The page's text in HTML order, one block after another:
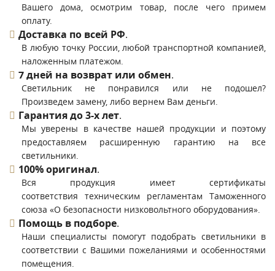
Вашего дома, осмотрим товар, после чего примем
оплату.
Доставка по всей РФ.
В любую точку России, любой транспортной компанией,
наложенным платежом.
7 дней на возврат или обмен.
Светильник не понравился или не подошел?
Произведем замену, либо вернем Вам деньги.
Гарантия до 3-х лет.
Мы уверены в качестве нашей продукции и поэтому
предоставляем расширенную гарантию на все
светильники.
100% оригинал.
Вся продукция имеет сертификаты
соответствия техническим регламентам Таможенного
союза «О безопасности низковольтного оборудования».
Помощь в подборе.
Наши специалисты помогут подобрать светильники в
соответствии с Вашими пожеланиями и особенностями
помещения.